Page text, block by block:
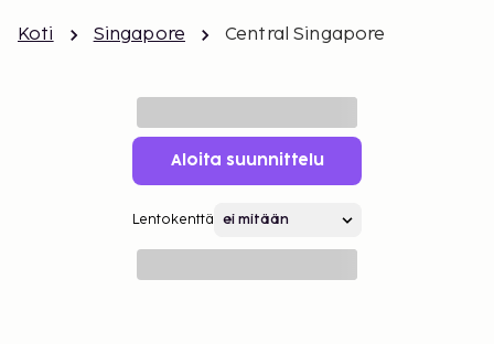
Koti Singapore Central Singapore
Aloita suunnittelu
Lentokenttä